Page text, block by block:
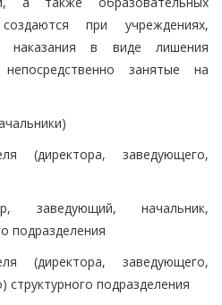
при учреждениях,
наказания в виде лишения
занятые на
(директора, заведующего,
заведующий, начальник,
подразделения
(директора, заведующего,
подразделения